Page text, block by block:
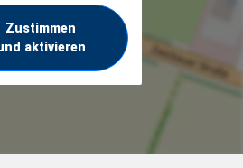
Zustimmen
aktivieren